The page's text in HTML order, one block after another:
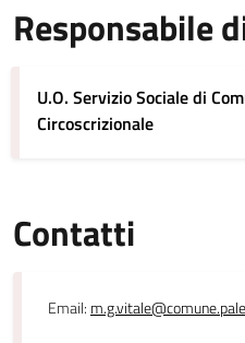
Responsabile
U.O. Servizio Sociale di
Circoscrizionale
Contatti
Email: